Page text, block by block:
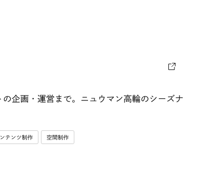
企画・運営まで。ニュウマン高輪のシーズナ
テンツ制作 空間制作